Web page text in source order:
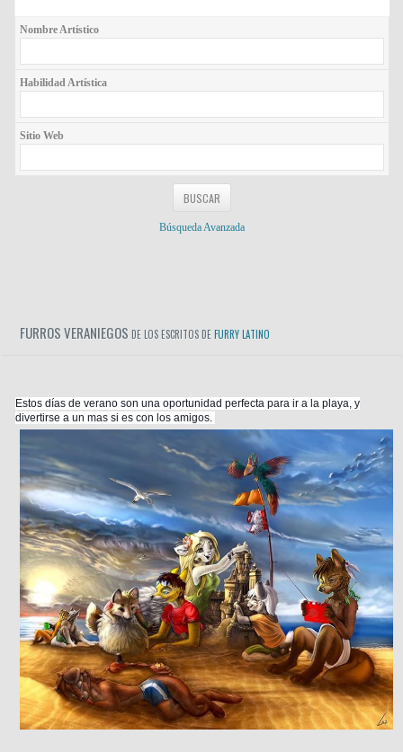
Nombre Artístico
Habilidad Artística
Sitio Web
Búsqueda Avanzada
FURROS VERANIEGOS DE LOS ESCRITOS DEFURRY LATINO
Estos días de verano son una oportunidad perfecta para ir a la playa, y
divertirse a un mas si es con los amigos.